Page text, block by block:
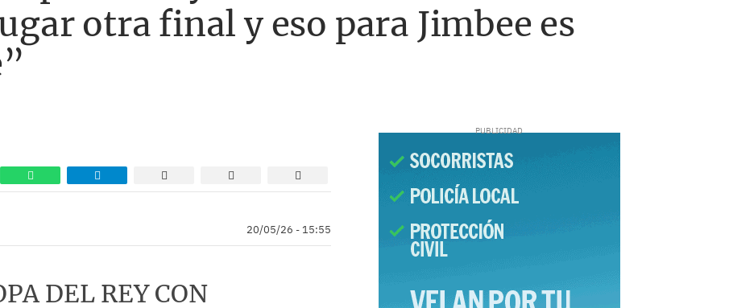
otra final y eso para Jimbee es
20/05/26 - 15:55
DEL REY CON
otro lado, los dos
equipos que menos
puntos sumen entre
Apertura y
Clausura. Copa de